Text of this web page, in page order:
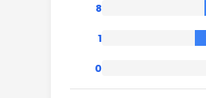
8
1
0